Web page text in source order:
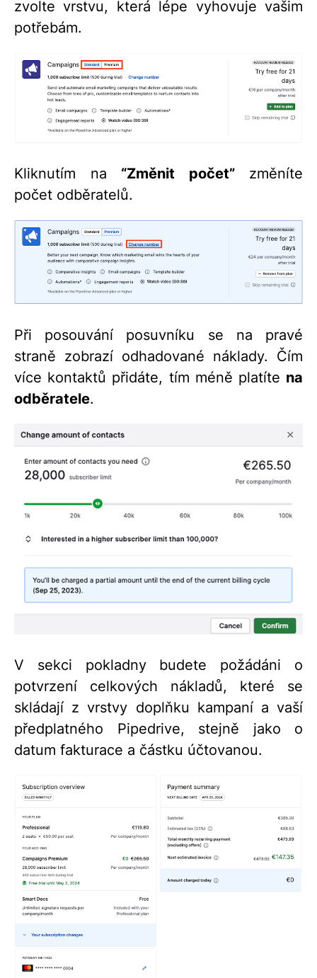
zvolte vrstvu, která lépe vyhovuje vašim
potřebám.
Kliknutím na “Změnit počet”změníte
počet odběratelů.
Při posouvání posuvníku se na pravé
straně zobrazí odhadované náklady. Čím
více kontaktů přidáte, tím méně platíte na
odběratele.
V sekci pokladny budete požádáni o
potvrzení celkových nákladů, které se
skládají z vrstvy doplňku kampaní a vaší
předplatného Pipedrive, stejně jako o
datum fakturace a částku účtovanou.